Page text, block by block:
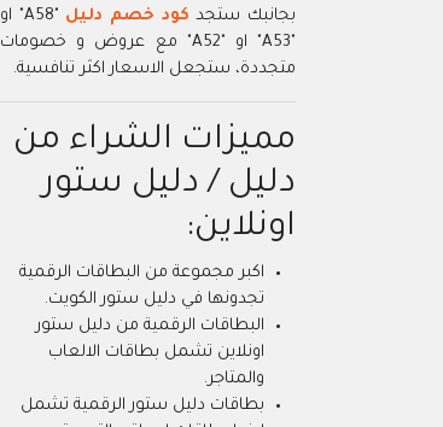
بجانبك ستجد كود خصم دليل
"A58" او
"A53" او "A52" مع عروض و خصومات
متجددة، ستجعل الاسعار اكثر تنافسية.
مميزات الشراء من
دليل / دليل ستور
اونلاين:
اكبر مجموعة من البطاقات الرقمية
تجدونها في دليل ستور الكويت.
البطاقات الرقمية من دليل ستور
اونلاين تشمل بطاقات الالعاب
والمتاجر.
بطاقات دليل ستور الرقمية تشمل